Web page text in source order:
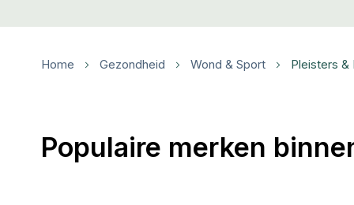
Home Gezondheid Wond & Sport Pleisters &
Populaire merken